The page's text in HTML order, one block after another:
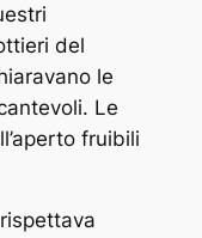
del
le
Le
fruibili